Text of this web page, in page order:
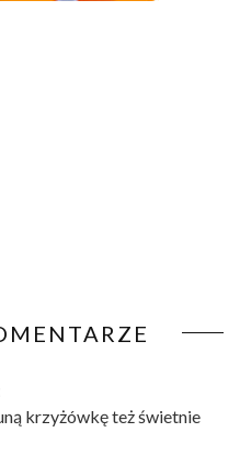
krzyżówkęteż świetnie